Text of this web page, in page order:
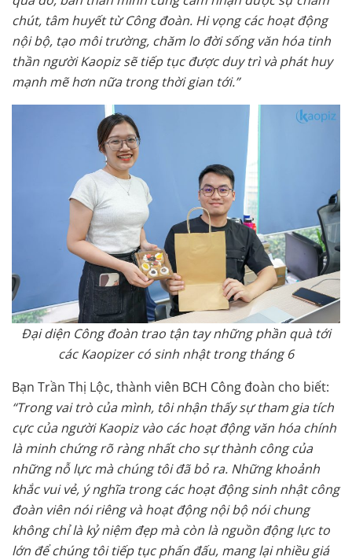
chút, tâm huyết từ Công đoàn. Hi vọng các hoạt động
nội bộ, tạo môi trường, chăm lo đời sống văn hóa tinh
thần người Kaopiz sẽ tiếp tục được duy trì và phát huy
mạnh mẽ hơn nữa trong thời gian tới.”
Đại diện Công đoàn trao tận tay những phần quà tới
các Kaopizer có sinh nhật trong tháng 6
Bạn Trần Thị Lộc, thành viên BCH Công đoàn cho biết:
“Trong vai trò của mình, tôi nhận thấy sự tham gia tích
cực của người Kaopiz vào các hoạt động văn hóa chính
là minh chứng rõ ràng nhất cho sự thành công của
những nỗ lực mà chúng tôi đã bỏ ra. Những khoảnh
khắc vui vẻ, ý nghĩa trong các hoạt động sinh nhật công
đoàn viên nói riêng và hoạt động nội bộ nói chung
không chỉ là kỷ niệm đẹp mà còn là nguồn động lực to
lớn để chúng tôi tiếp tục phấn đấu, mang lại nhiều giá